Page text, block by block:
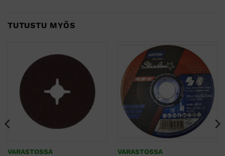
TUTUSTU MYÖS
VARASTOSSA VARASTOSSA